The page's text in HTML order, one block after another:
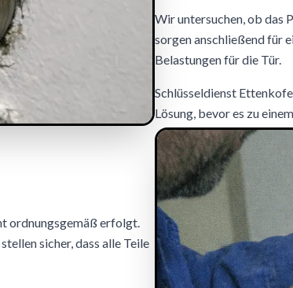
Wir untersuchen, ob das
sorgen anschließend für
Belastungen für die Tür.
Schlüsseldienst
Lösung, bevor es zu
ordnungsgemäß erfolgt.
sicher, dass alle Teile